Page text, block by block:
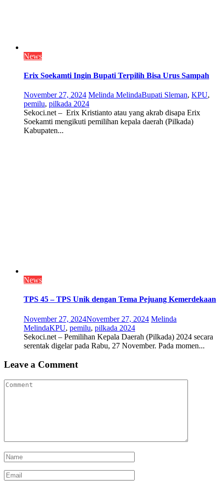
News
Erix Soekamti Ingin Bupati Terpilih Bisa Urus Sampah
November 27, 2024 Melinda MelindaBupati Sleman, KPU,
pemilu, pilkada 2024
Sekoci.net – Erix Kristianto atau yang akrab disapa Erix
Soekamti mengikuti pemilihan kepala daerah (Pilkada)
Kabupaten...
News
TPS 45 – TPS Unik dengan Tema Pejuang Kemerdekaan
November 27, 2024November 27, 2024 Melinda
MelindaKPU, pemilu, pilkada 2024
Sekoci.net – Pemilihan Kepala Daerah (Pilkada) 2024 secara
serentak digelar pada Rabu, 27 November. Pada momen...
Leave a Comment